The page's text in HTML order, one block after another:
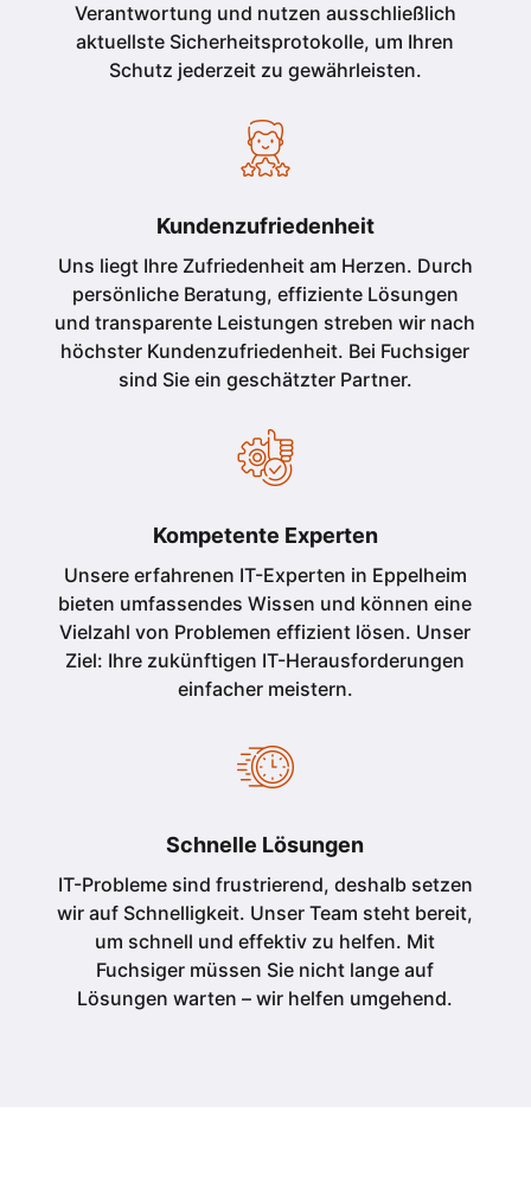
Verantwortung und nutzen ausschließlich
aktuellste Sicherheitsprotokolle, um Ihren
Schutz jederzeit zu gewährleisten.
Kundenzufriedenheit
Uns liegt Ihre Zufriedenheit am Herzen. Durch
persönliche Beratung, effiziente Lösungen
und transparente Leistungen streben wir nach
höchster Kundenzufriedenheit. Bei Fuchsiger
sind Sie ein geschätzter Partner.
Kompetente Experten
Unsere erfahrenen IT-Experten in Eppelheim
bieten umfassendes Wissen und können eine
Vielzahl von Problemen effizient lösen. Unser
Ziel: Ihre zukünftigen IT-Herausforderungen
einfacher meistern.
Schnelle Lösungen
IT-Probleme sind frustrierend, deshalb setzen
wir auf Schnelligkeit. Unser Team steht bereit,
um schnell und effektiv zu helfen. Mit
Fuchsiger müssen Sie nicht lange auf
Lösungen warten – wir helfen umgehend.